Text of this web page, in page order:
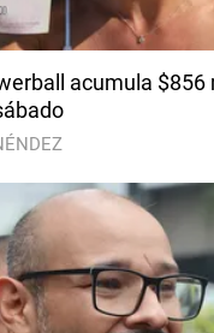
acumula $856